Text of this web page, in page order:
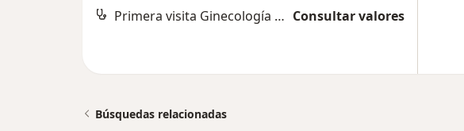
Primera visita Ginecología y Obstetricia Consultar valores
Búsquedas relacionadas